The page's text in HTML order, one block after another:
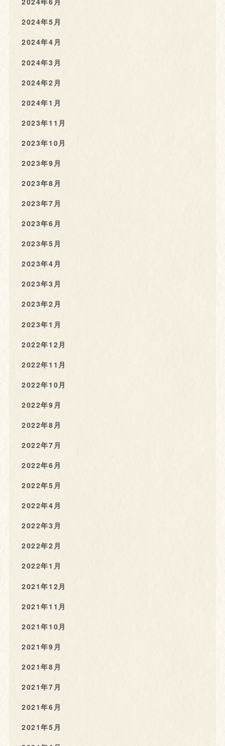
2024年5月
2024年4月
2024年3月
2024年2月
2024年1月
2023年11月
2023年10月
2023年9月
2023年8月
2023年7月
2023年6月
2023年5月
2023年4月
2023年3月
2023年2月
2023年1月
2022年12月
2022年11月
2022年10月
2022年9月
2022年8月
2022年7月
2022年6月
2022年5月
2022年4月
2022年3月
2022年2月
2022年1月
2021年12月
2021年11月
2021年10月
2021年9月
2021年8月
2021年7月
2021年6月
2021年5月